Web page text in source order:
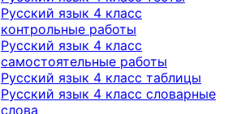
Русский язык 4 класс
контрольные работы
Русский язык 4 класс
самостоятельные работы
Русский язык 4 класс таблицы
Русский язык 4 класс словарные
слова